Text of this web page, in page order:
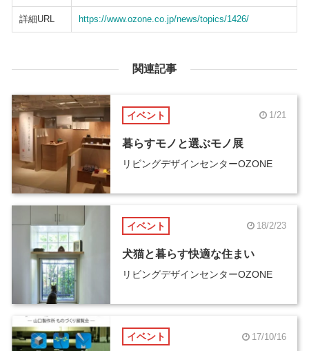
詳細URL https://www.ozone.co.jp/news/topics/1426/
関連記事
イベント 1/21
暮らすモノと選ぶモノ展
リビングデザインセンターOZONE
イベント 18/2/23
犬猫と暮らす快適な住まい
リビングデザインセンターOZONE
イベント 17/10/16